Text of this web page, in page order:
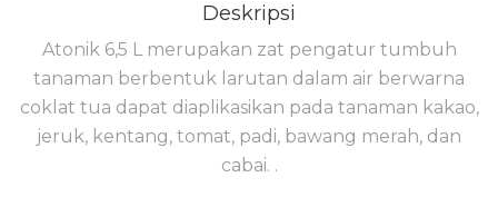
Deskripsi
Atonik 6,5 L merupakan zat pengatur tumbuh
tanaman berbentuk larutan dalam air berwarna
coklat tua dapat diaplikasikan pada tanaman kakao,
jeruk, kentang, tomat, padi, bawang merah, dan
cabai. .